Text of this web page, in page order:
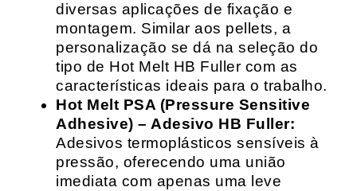
diversas aplicações de fixação e
montagem. Similar aos pellets, a
personalização se dá na seleção do
tipo de Hot Melt HB Fuller com as
características ideais para o trabalho.
Hot Melt PSA (Pressure Sensitive
Adhesive) – Adesivo HB Fuller:
Adesivos termoplásticos sensíveis à
pressão, oferecendo uma união
imediata com apenas uma leve